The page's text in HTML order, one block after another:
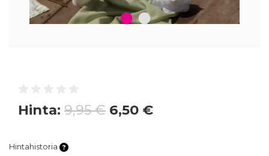
1 2
Hinta: 9,95 € 6,50 €
Hintahistoria